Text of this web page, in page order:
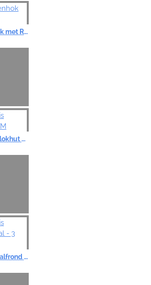
Boon Konijnenhok met Ren 91 cm
Knaagdierhuis Blokhut Hout - M
Knaagdierhuis Halfrond Natural - 3 maten